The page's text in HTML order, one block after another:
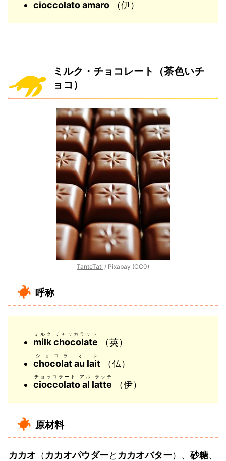
cioccolato amaro （伊）
ミルク・チョコレート（茶色いチ
ョコ）
TanteTati / Pixabay (CC0)
呼称
milk chocolate
ミルク チャッカラット
（英）
chocolat au lait
ショコラ オ レ
（仏）
cioccolato al latte
チョッコラート アル ラッテ
（伊）
原材料
カカオ （ カカオパウダーと カカオバター）、砂糖、